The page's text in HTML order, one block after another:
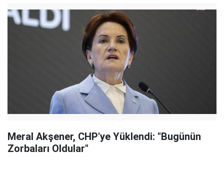
Meral Akşener, CHP'ye Yüklendi: "Bugünün
Zorbaları Oldular"